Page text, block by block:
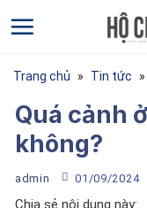
qua
dung
Trang chủ » Tin tức »
Quá cảnh
không?
admin 01/09/2024
Chia sẻ nội dung này: